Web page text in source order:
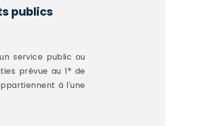
publics
service public ou
prévue au 1° de
à l'une